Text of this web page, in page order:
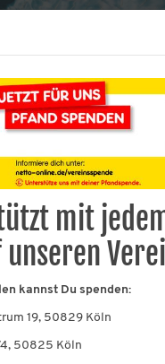
sich hier: Kontakt
TPSK
mit
unseren
kannst Du spenden:
19, 50829 Köln
50825 Köln